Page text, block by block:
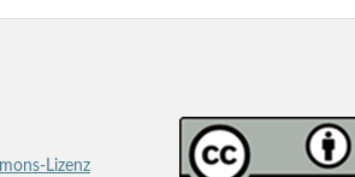
Lizenz